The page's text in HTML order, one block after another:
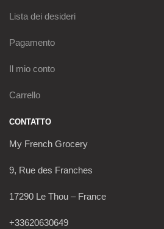
Lista dei desideri
Pagamento
Il mio conto
Carrello
CONTATTO
My French Grocery
9, Rue des Franches
17290 Le Thou – France
+33620630649